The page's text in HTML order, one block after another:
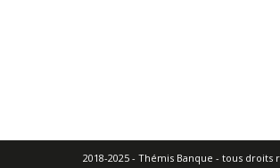
2018-2025 - Thémis Banque - tous droits